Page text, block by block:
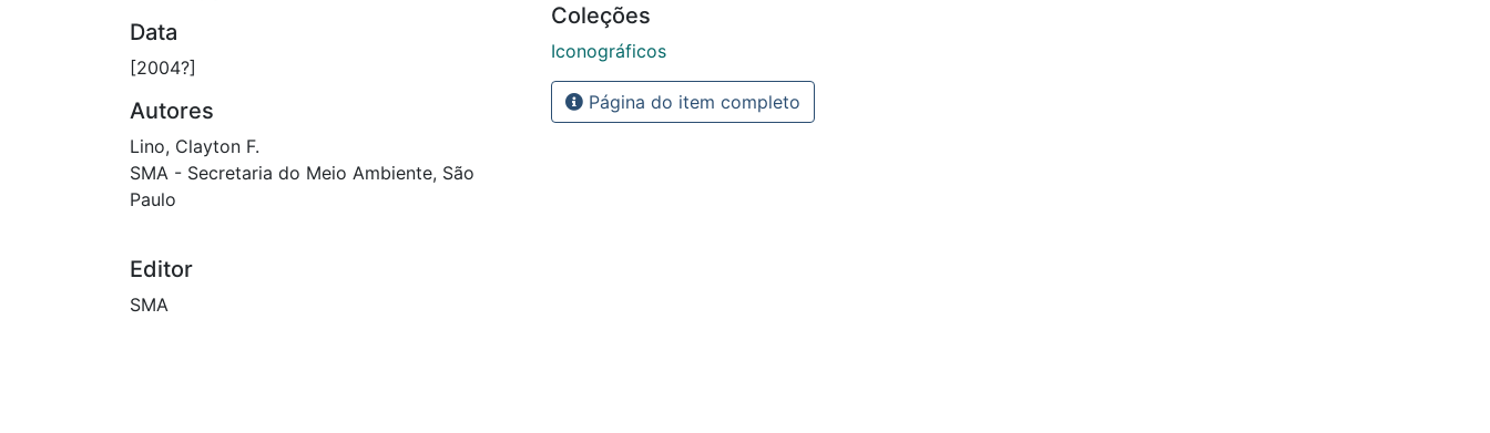
Data
[2004?]
Autores
Lino, Clayton F.
SMA - Secretaria do Meio Ambiente, São
Paulo
Editor
SMA
Coleções
Iconográficos
Página do item completo